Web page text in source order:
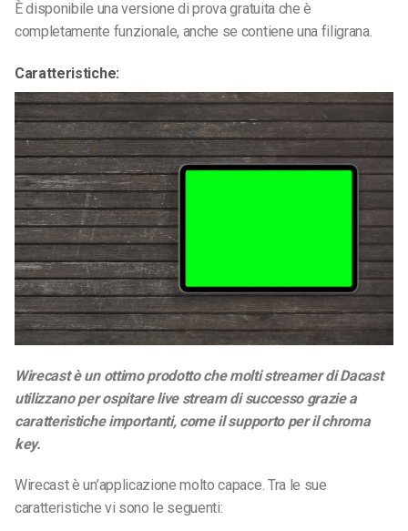
È disponibile una versione di prova gratuita che è
completamente funzionale, anche se contiene una filigrana.
Caratteristiche:
Wirecast è un ottimo prodotto che molti streamer di Dacast
utilizzano per ospitare live stream di successo grazie a
caratteristiche importanti, come il supporto per il chroma
key.
Wirecast è un’applicazione molto capace. Tra le sue
caratteristiche vi sono le seguenti: